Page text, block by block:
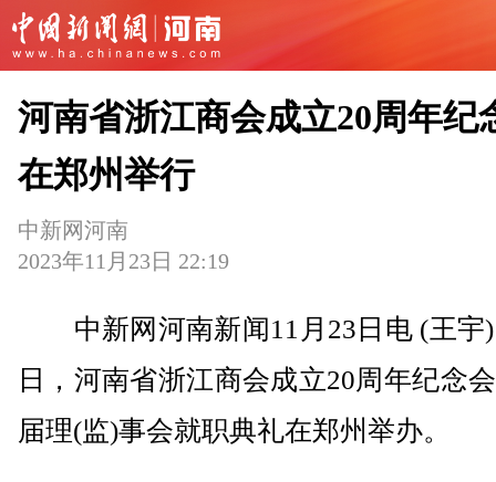
河南省浙江商会成立20周年纪
在郑州举行
中新网河南
2023年11月23日 22:19
中新网河南新闻11月23日电 (王宇
日，河南省浙江商会成立20周年纪念
届理(监)事会就职典礼在郑州举办。